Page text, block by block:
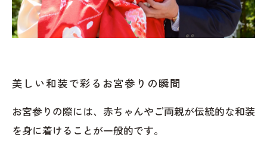
美しい和装で彩るお宮参りの瞬間
お宮参りの際には、赤ちゃんやご両親が伝統的な和装
を身に着けることが一般的です。